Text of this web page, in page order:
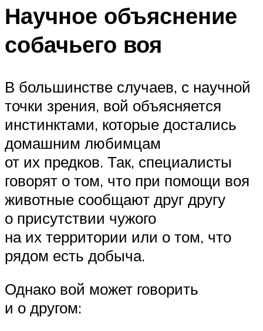
Научное объяснение
собачьего воя
В большинстве случаев, с научной
точки зрения, вой объясняется
инстинктами, которые достались
домашним любимцам
от их предков. Так, специалисты
говорят о том, что при помощи воя
животные сообщают друг другу
о присутствии чужого
на их территории или о том, что
рядом есть добыча.
Однако вой может говорить
и о другом: